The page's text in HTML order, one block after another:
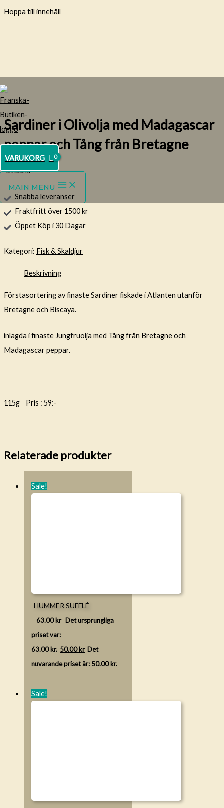
Hoppa till innehåll
VARUKORG
MAIN MENU
Sardiner i Olivolja med Madagascar
peppar och Tång från Bretagne
59.00kr
Snabba leveranser
Fraktfritt över 1500 kr
Öppet Köp i 30 Dagar
Kategori: Fisk & Skaldjur
Beskrivning
Förstasortering av finaste Sardiner fiskade i Atlanten utanför
Bretagne och Biscaya.
inlagda i finaste Jungfruolja med Tång från Bretagne och
Madagascar peppar.
115g Pris : 59:-
Relaterade produkter
Sale!
HUMMER SUFFLÉ
63.00kr Det ursprungliga
priset var:
63.00 kr. 50.00kr Det
nuvarande priset är: 50.00 kr.
Sale!